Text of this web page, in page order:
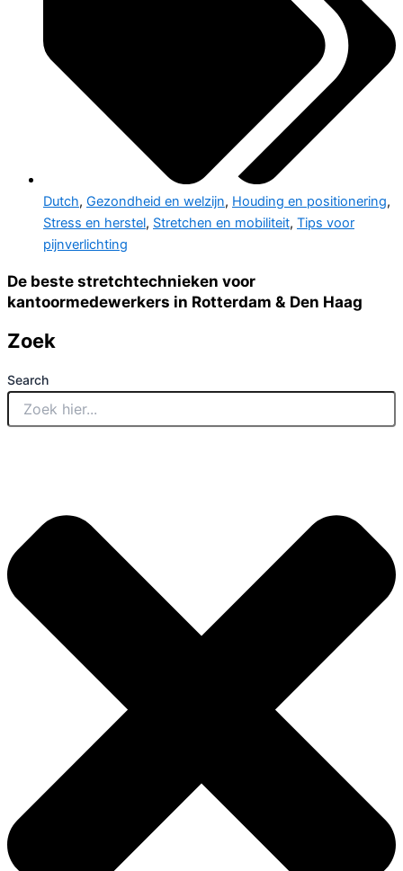
Dutch, Gezondheid en welzijn, Houding en positionering,
Stress en herstel, Stretchen en mobiliteit, Tips voor
pijnverlichting
De beste stretchtechnieken voor
kantoormedewerkers in Rotterdam & Den Haag
Zoek
Search